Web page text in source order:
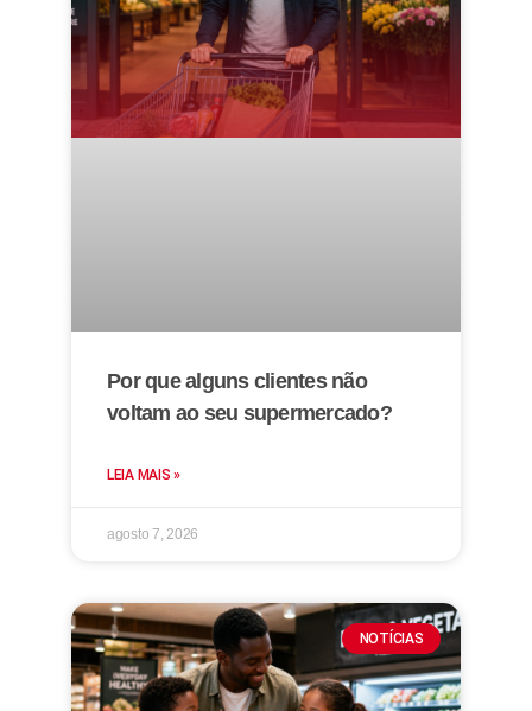
Por que alguns clientes não
voltam ao seu supermercado?
LEIA MAIS »
agosto 7, 2026
NOTÍCIAS